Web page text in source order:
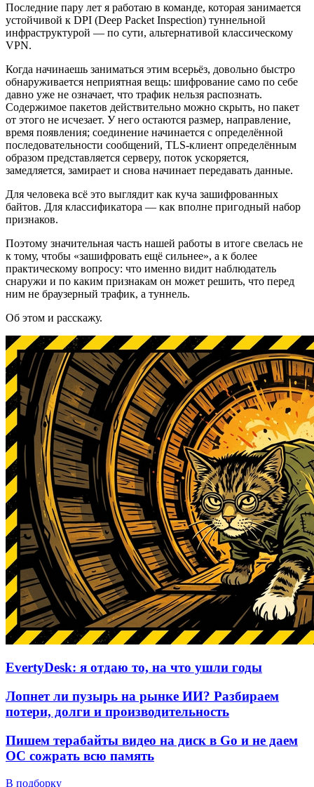
Последние пару лет я работаю в команде, которая занимается
устойчивой к DPI (Deep Packet Inspection) туннельной
инфраструктурой — по сути, альтернативой классическому
VPN.
Когда начинаешь заниматься этим всерьёз, довольно быстро
обнаруживается неприятная вещь: шифрование само по себе
давно уже не означает, что трафик нельзя распознать.
Содержимое пакетов действительно можно скрыть, но пакет
от этого не исчезает. У него остаются размер, направление,
время появления; соединение начинается с определённой
последовательности сообщений, TLS-клиент определённым
образом представляется серверу, поток ускоряется,
замедляется, замирает и снова начинает передавать данные.
Для человека всё это выглядит как куча зашифрованных
байтов. Для классификатора — как вполне пригодный набор
признаков.
Поэтому значительная часть нашей работы в итоге свелась не
к тому, чтобы «зашифровать ещё сильнее», а к более
практическому вопросу: что именно видит наблюдатель
снаружи и по каким признакам он может решить, что перед
ним не браузерный трафик, а туннель.
Об этом и расскажу.
EvertyDesk: я отдаю то, на что ушли годы
Лопнет ли пузырь на рынке ИИ? Разбираем
потери, долги и производительность
Пишем терабайты видео на диск в Go и не даем
ОС сожрать всю память
В подборку